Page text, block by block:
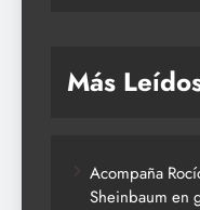
Más
Acompaña
Sheinbaum en